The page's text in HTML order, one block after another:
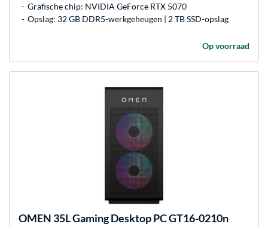
Grafische chip: NVIDIA GeForce RTX 5070
Opslag: 32 GB DDR5-werkgeheugen | 2 TB SSD-opslag
Op voorraad
OMEN 35L Gaming Desktop PC GT16-0210n